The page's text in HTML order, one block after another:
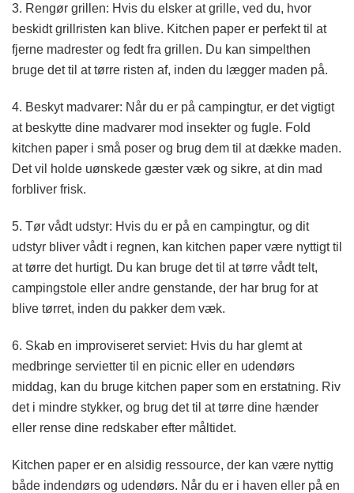
3. Rengør grillen: Hvis du elsker at grille, ved du, hvor
beskidt grillristen kan blive. Kitchen paper er perfekt til at
fjerne madrester og fedt fra grillen. Du kan simpelthen
bruge det til at tørre risten af, inden du lægger maden på.
4. Beskyt madvarer: Når du er på campingtur, er det vigtigt
at beskytte dine madvarer mod insekter og fugle. Fold
kitchen paper i små poser og brug dem til at dække maden.
Det vil holde uønskede gæster væk og sikre, at din mad
forbliver frisk.
5. Tør vådt udstyr: Hvis du er på en campingtur, og dit
udstyr bliver vådt i regnen, kan kitchen paper være nyttigt til
at tørre det hurtigt. Du kan bruge det til at tørre vådt telt,
campingstole eller andre genstande, der har brug for at
blive tørret, inden du pakker dem væk.
6. Skab en improviseret serviet: Hvis du har glemt at
medbringe servietter til en picnic eller en udendørs
middag, kan du bruge kitchen paper som en erstatning. Riv
det i mindre stykker, og brug det til at tørre dine hænder
eller rense dine redskaber efter måltidet.
Kitchen paper er en alsidig ressource, der kan være nyttig
både indendørs og udendørs. Når du er i haven eller på en